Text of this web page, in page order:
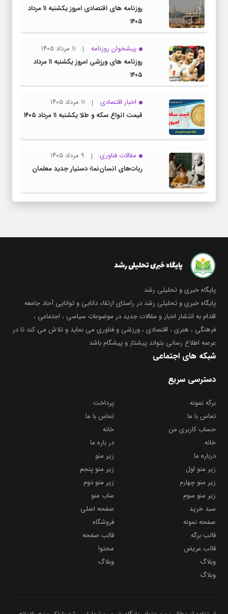
روزنامه های اقتصادی امروز یکشنبه ۱۱ مرداد
۱۴۰۵
پیشخوان روزنامه
۱۱ مرداد ۱۴۰۵
روزنامه های ورزشی امروز یکشنبه ۱۱ مرداد
۱۴۰۵
اخبار اقتصادی
۱۱ مرداد ۱۴۰۵
قیمت انواع سکه و طلا یکشنبه ۱۱ مرداد ۱۴۰۵
مقالات فناوری
۹ مرداد ۱۴۰۵
ربات‌های انسان‌نما؛ دستیار جدید معلمان
پایگاه خبری و تحلیلی رشد
پایگاه خبری و تحلیلی رشد در راستای ارتقاء دانایی و توانایی آحاد جامعه
اقدام به انتشار اخبار و مقالات جدید در موضوعات سیاسی ، اجتماعی ،
فرهنگی ، هنری ، اقتصادی ، ورزشی و فناوری می نماید و تلاش می کند تا در
عرصه اطلاع رسانی بتواند پیشتاز و پیشگام باشد
شبکه های اجتماعی
دسترسی سریع
برگه نمونه
پرداخت
تماس با ما
تماس با ما
حساب کاربری من
خانه
خانه
در باره ما
درباره ما
زیر منو
زیر منو اول
زیر منو پنجم
زیر منو چهارم
زیر منو دوم
زیر منو سوم
ساب منو
سبد خرید
صفحه اصلی
صفحه نمونه
فروشگاه
قالب برگه
قالب صفحه
قالب عریض
محتوا
وبلاگ
وبلاگ
وبلاگ